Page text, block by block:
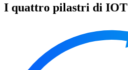
I quattro pilastri di IOT